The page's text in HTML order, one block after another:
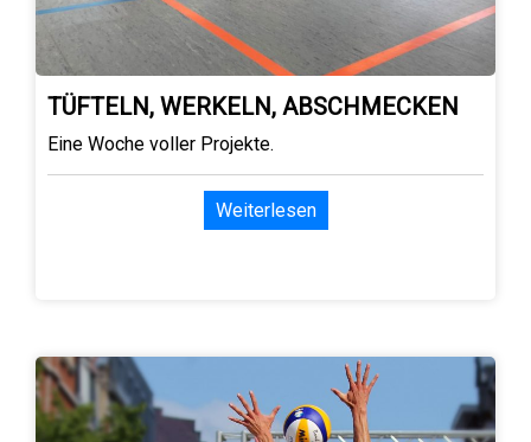
TÜFTELN, WERKELN, ABSCHMECKEN
Eine Woche voller Projekte.
Weiterlesen